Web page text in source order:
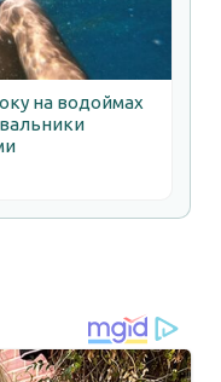
на водоймах